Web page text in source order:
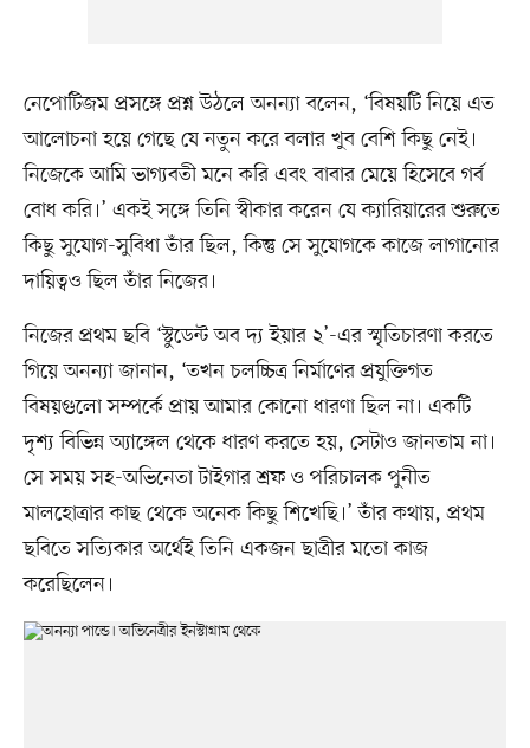
নেপোটিজম প্রসঙ্গে প্রশ্ন উঠলে অনন্যা বলেন, ‘বিষয়টি নিয়ে এত
আলোচনা হয়ে গেছে যে নতুন করে বলার খুব বেশি কিছু নেই।
নিজেকে আমি ভাগ্যবতী মনে করি এবং বাবার মেয়ে হিসেবে গর্ব
বোধ করি।’ একই সঙ্গে তিনি স্বীকার করেন যে ক্যারিয়ারের শুরুতে
কিছু সুযোগ-সুবিধা তাঁর ছিল, কিন্তু সে সুযোগকে কাজে লাগানোর
দায়িত্বও ছিল তাঁর নিজের।
নিজের প্রথম ছবি ‘স্টুডেন্ট অব দ্য ইয়ার ২’-এর স্মৃতিচারণা করতে
গিয়ে অনন্যা জানান, ‘তখন চলচ্চিত্র নির্মাণের প্রযুক্তিগত
বিষয়গুলো সম্পর্কে প্রায় আমার কোনো ধারণা ছিল না। একটি
দৃশ্য বিভিন্ন অ্যাঙ্গেল থেকে ধারণ করতে হয়, সেটাও জানতাম না।
সে সময় সহ-অভিনেতা টাইগার শ্রফ ও পরিচালক পুনীত
মালহোত্রার কাছ থেকে অনেক কিছু শিখেছি।’ তাঁর কথায়, প্রথম
ছবিতে সত্যিকার অর্থেই তিনি একজন ছাত্রীর মতো কাজ
করেছিলেন।